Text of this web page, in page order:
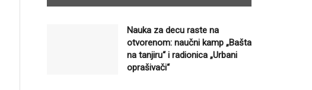
Nauka za decu raste na
otvorenom: naučni kamp „Bašta
na tanjiru“ i radionica „Urbani
oprašivači“